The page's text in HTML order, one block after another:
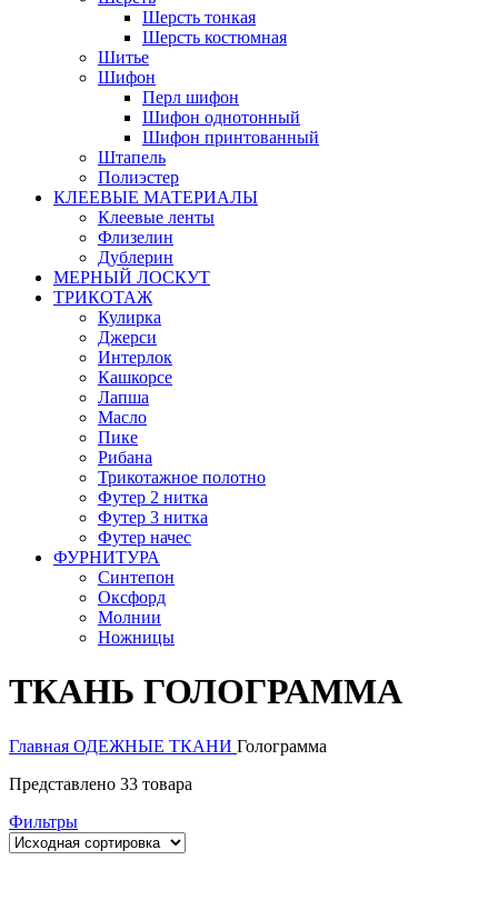
Шерсть тонкая
Шерсть костюмная
Шитье
Шифон
Перл шифон
Шифон однотонный
Шифон принтованный
Штапель
Полиэстер
КЛЕЕВЫЕ МАТЕРИАЛЫ
Клеевые ленты
Флизелин
Дублерин
МЕРНЫЙ ЛОСКУТ
ТРИКОТАЖ
Кулирка
Джерси
Интерлок
Кашкорсе
Лапша
Масло
Пике
Рибана
Трикотажное полотно
Футер 2 нитка
Футер 3 нитка
Футер начес
ФУРНИТУРА
Синтепон
Оксфорд
Молнии
Ножницы
ТКАНЬ ГОЛОГРАММА
Главная ОДЕЖНЫЕ ТКАНИ Голограмма
Представлено 33 товара
Фильтры